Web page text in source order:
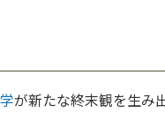
が新たな終末観を生み